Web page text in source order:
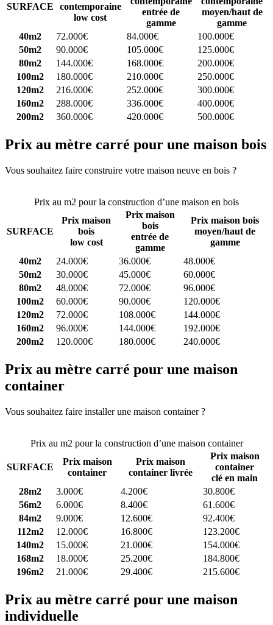
SURFACE
contemporaine
low cost
entrée de
gamme
moyen/haut de
gamme
40m2
72.000€ 84.000€
100.000€
50m2
90.000€ 105.000€
125.000€
80m2
144.000€ 168.000€
200.000€
100m2
180.000€ 210.000€
250.000€
120m2
216.000€ 252.000€
300.000€
160m2
288.000€ 336.000€
400.000€
200m2
360.000€ 420.000€ 500.000€
Prix au mètre carré pour une maison bois
Vous souhaitez faire construire votre maison neuve en bois ?
Prix au m2 pour la construction d’une maison en bois
SURFACE
Prix maison
bois
low cost
Prix maison
bois
entrée de
gamme
Prix maison bois
moyen/haut de
gamme
40m2
24.000€ 36.000€
48.000€
50m2
30.000€ 45.000€
60.000€
80m2
48.000€ 72.000€
96.000€
100m2
60.000€ 90.000€
120.000€
120m2
72.000€ 108.000€
144.000€
160m2
96.000€ 144.000€
192.000€
200m2
120.000€ 180.000€ 240.000€
Prix au mètre carré pour une maison
container
Vous souhaitez faire installer une maison container ?
Prix au m2 pour la construction d’une maison container
SURFACE
Prix maison
container
Prix maison
container livrée
Prix maison
container
clé en main
28m2
3.000€ 4.200€
30.800€
56m2
6.000€ 8.400€
61.600€
84m2
9.000€ 12.600€
92.400€
112m2
12.000€ 16.800€
123.200€
140m2
15.000€ 21.000€
154.000€
168m2
18.000€ 25.200€
184.800€
196m2
21.000€ 29.400€ 215.600€
Prix au mètre carré pour une maison
individuelle